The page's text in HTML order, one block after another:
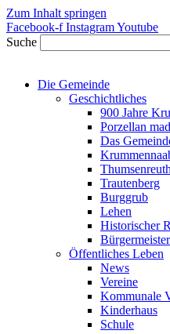
Zum Inhalt springen
Facebook-f InstagramYoutube
Suche
Die Gemeinde
Geschichtliches
900 Jahre
Porzellan
Das
Thumsenreuth
Trautenberg
Burggrub
Lehen
Historischer
Öffentliches Leben
News
Vereine
Kommunale
Kinderhaus
Schule